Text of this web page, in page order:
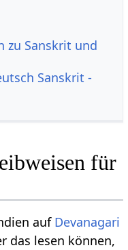
zu Sanskrit und
Sanskrit -
für
auf Devanagari
das lesen können,